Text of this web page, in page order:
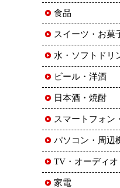
食品
スイーツ・お菓
水・ソフトドリ
ビール・洋酒
日本酒・焼酎
スマートフォン
パソコン・周辺
TV・オーディオ
家電